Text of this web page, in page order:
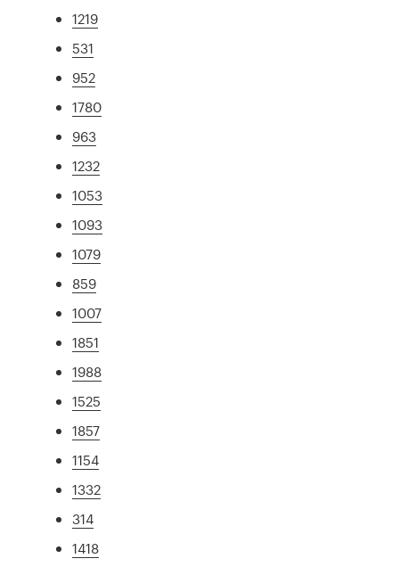
1219
531
952
1780
963
1232
1053
1093
1079
859
1007
1851
1988
1525
1857
1154
1332
314
1418